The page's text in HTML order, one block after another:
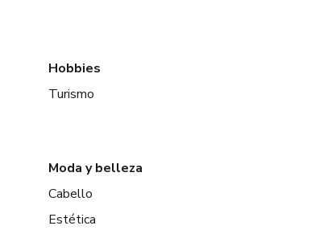
Hobbies
Turismo
Moda y belleza
Cabello
Estética